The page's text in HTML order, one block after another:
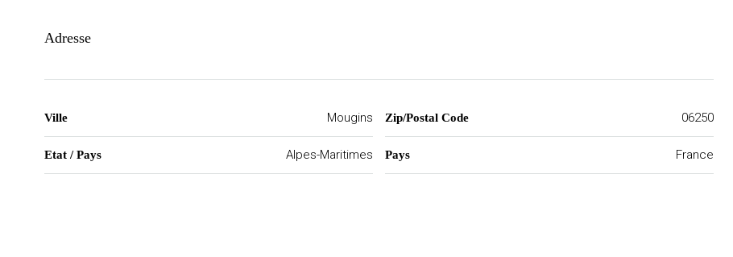
Adresse
Ville Mougins
Etat / Pays Alpes-Maritimes
Zip/Postal Code 06250
Pays France